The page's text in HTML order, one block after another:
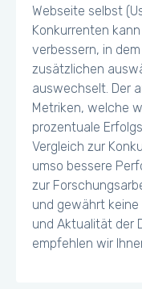
Webseite selbst
Konkurrenten
verbessern, in
zusätzlichen
auswechselt. Der
Metriken, welche
prozentuale
Vergleich zur
umso bessere
zur
und gewährt
und Aktualität der
empfehlen wir